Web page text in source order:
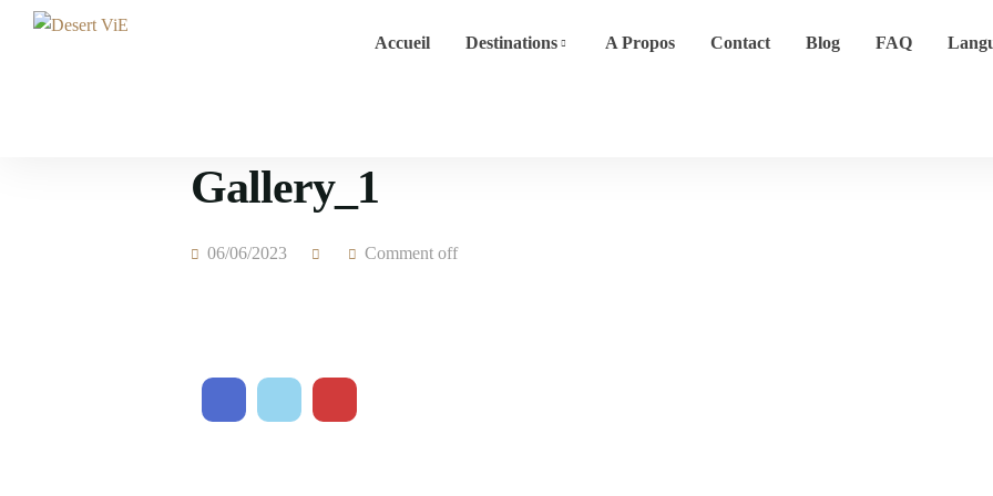
Accueil Destinations A Propos Contact Blog FAQ
Gallery_1
06/06/2023 Comment off